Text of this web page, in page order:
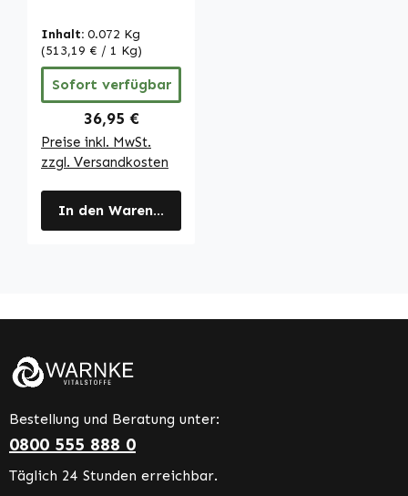
aktive Form -
hochdosiert |
Warnke
Vitalstoffe
Inhalt: 0.072 Kg
(513,19 € / 1 Kg)
Sofort verfügbar
Regulärer Preis:
36,95 €
Preise inkl. MwSt.
zzgl. Versandkosten
In den Warenkorb
Bestellung und Beratung unter:
0800 555 888 0
Täglich 24 Stunden erreichbar.